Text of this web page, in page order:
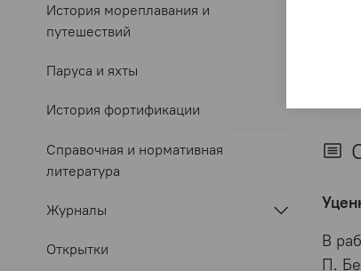
В
П.
История мореплавания и
путешествий
Паруса и яхты
История фортификации
Справочная и нормативная
литература
Журналы
Открытки